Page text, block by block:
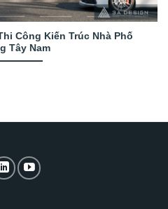
Công Kiến Trúc Nhà Phố
Tây Nam